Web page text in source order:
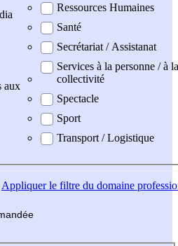
aux
Ressources Humaines
Santé
Secrétariat / Assistanat
Services à la personne / à la
collectivité
Spectacle
Sport
Transport / Logistique
Appliquerle filtre du domaine